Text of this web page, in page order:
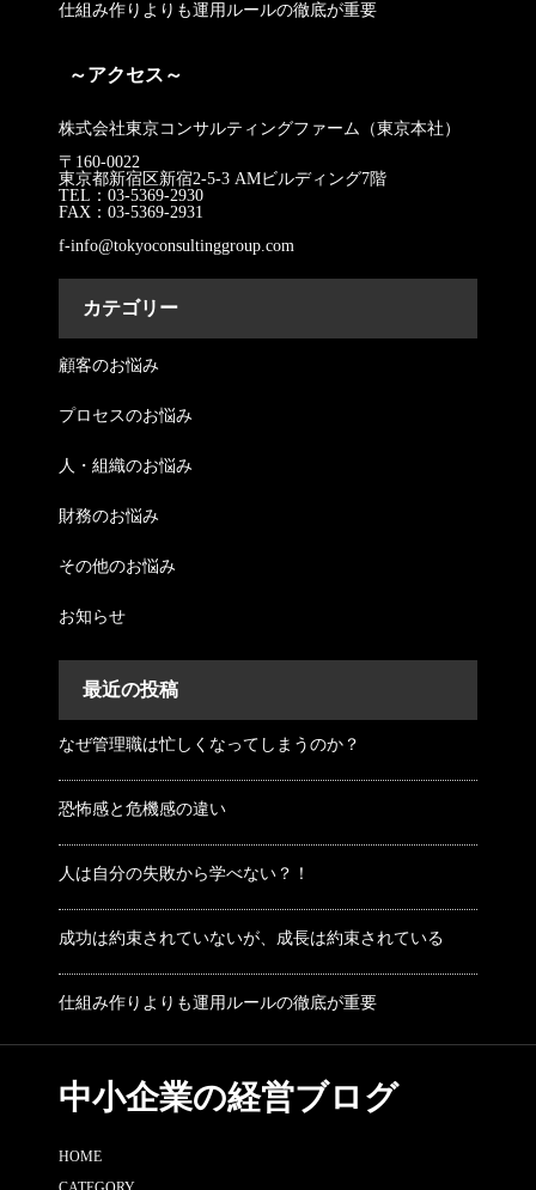
仕組み作りよりも運用ルールの徹底が重要
～アクセス～
株式会社東京コンサルティングファーム（東京本社）
〒160-0022
東京都新宿区新宿2-5-3 AMビルディング7階
TEL：03-5369-2930
FAX：03-5369-2931
f-info@tokyoconsultinggroup.com
カテゴリー
顧客のお悩み
プロセスのお悩み
人・組織のお悩み
財務のお悩み
その他のお悩み
お知らせ
最近の投稿
なぜ管理職は忙しくなってしまうのか？
恐怖感と危機感の違い
人は自分の失敗から学べない？！
成功は約束されていないが、成長は約束されている
仕組み作りよりも運用ルールの徹底が重要
中小企業の経営ブログ
HOME